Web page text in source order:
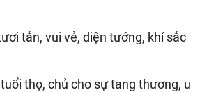
tắn, vui vẻ, diện tướng, khí sắc
thọ, chủ cho sự tang thương, u